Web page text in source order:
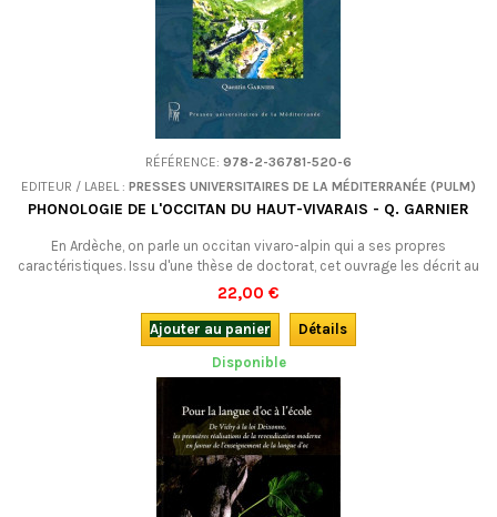
RÉFÉRENCE: 978-2-36781-520-6
EDITEUR / LABEL : PRESSES UNIVERSITAIRES DE LA MÉDITERRANÉE (PULM)
PHONOLOGIE DE L'OCCITAN DU HAUT-VIVARAIS - Q. GARNIER
En Ardèche, on parle un occitan vivaro-alpin qui a ses propres
caractéristiques. Issu d'une thèse de doctorat, cet ouvrage les décrit au
plus près, de façon scientifique, ce qui permet, justement, de rattacher
le "haut-vivarois" au grand ensemble occitan. Pour les spécialistes et
les amoureux de la langue d’oc, une étude qui ouvre la voie à d’autres...
22,00 €
Ajouter au panier
Détails
Disponible